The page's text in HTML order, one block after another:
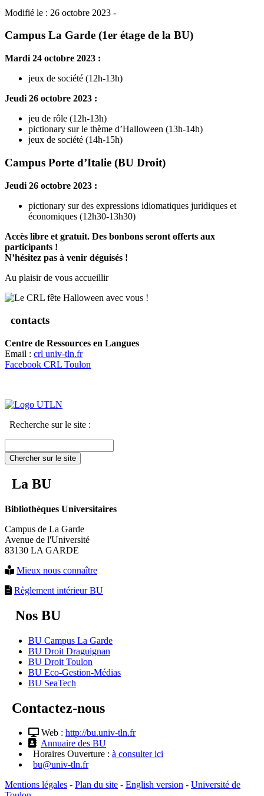
Modifié le : 26 octobre 2023 -
Campus La Garde (1er étage de la BU)
Mardi 24 octobre 2023 :
jeux de société (12h-13h)
Jeudi 26 octobre 2023 :
jeu de rôle (12h-13h)
pictionary sur le thème d’Halloween (13h-14h)
jeux de société (14h-15h)
Campus Porte d’Italie (BU Droit)
Jeudi 26 octobre 2023 :
pictionary sur des expressions idiomatiques juridiques et
économiques (12h30-13h30)
Accès libre et gratuit. Des bonbons seront offerts aux
participants !
N’hésitez pas à venir déguisés !
Au plaisir de vous accueillir
contacts
Centre de Ressources en Langues
Email : crl univ-tln.fr
Facebook CRL Toulon
Recherche sur le site :
Chercher sur le site
La BU
Bibliothèques Universitaires
Campus de La Garde
Avenue de l'Université
83130 LA GARDE
Mieux nous connaître
Règlement intérieur BU
Nos BU
BU Campus La Garde
BU Droit Draguignan
BU Droit Toulon
BU Eco-Gestion-Médias
BU SeaTech
Contactez-nous
Web : http://bu.univ-tln.fr
Annuaire des BU
Horaires Ouverture : à consulter ici
bu@univ-tln.fr
Mentions légales - Plan du site - English version - Université de